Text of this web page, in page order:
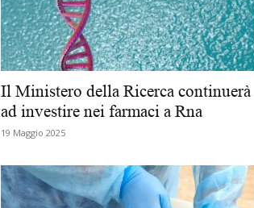
Il Ministero della Ricerca continuerà
ad investire nei farmaci a Rna
19 Maggio 2025